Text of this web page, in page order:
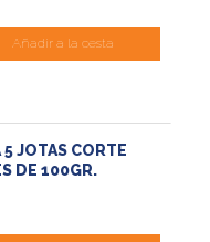
Añadir a la cesta
JOTAS CORTE
DE 100GR.